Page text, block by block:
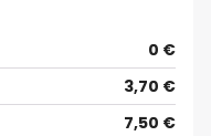
0 €
3,70 €
7,50 €